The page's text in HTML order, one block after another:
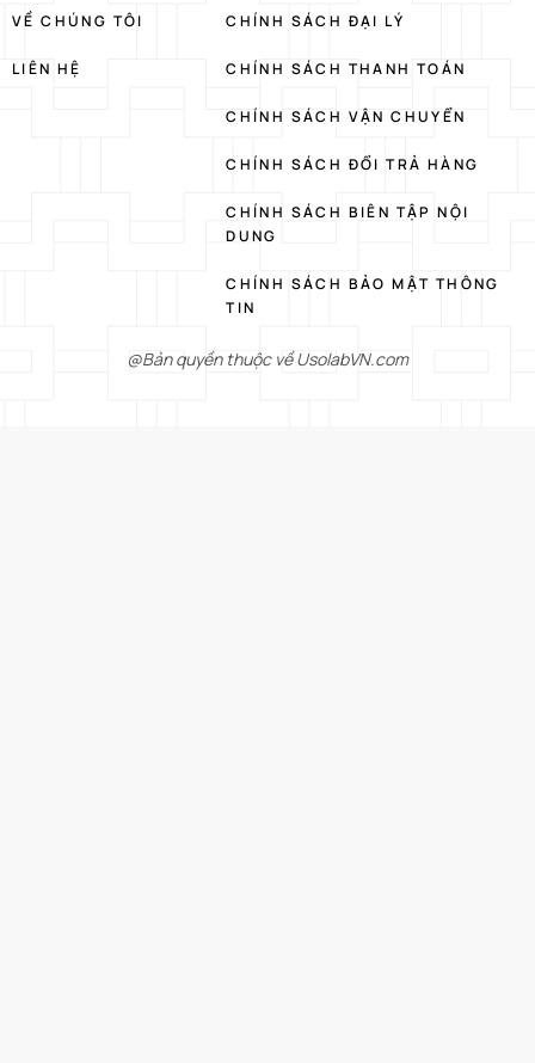
VỀ CHÚNG TÔI
LIÊN HỆ
CHÍNH SÁCH ĐẠI LÝ
CHÍNH SÁCH THANH TOÁN
CHÍNH SÁCH VẬN CHUYỂN
CHÍNH SÁCH ĐỔI TRẢ HÀNG
CHÍNH SÁCH BIÊN TẬP NỘI
DUNG
CHÍNH SÁCH BẢO MẬT THÔNG
TIN
@Bản quyền thuộc về UsolabVN.com